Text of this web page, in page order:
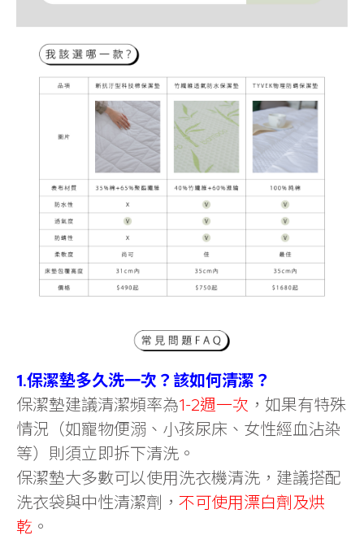
1.保潔墊多久洗一次？該如何清潔？
保潔墊建議清潔頻率為1-2週一次 ，如果有特殊
情況（如寵物便溺、小孩尿床、女性經血沾染
等）則須立即拆下清洗。
保潔墊大多數可以使用洗衣機清洗，建議搭配
洗衣袋與中性清潔劑， 不可使用漂白劑及烘
乾 。